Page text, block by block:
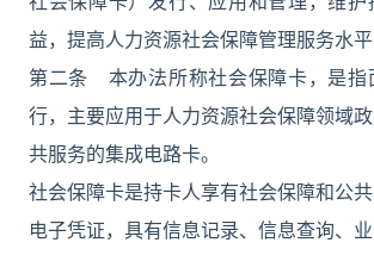
益，提高人力资源社会保障管理服务水平
第二条 本办法所称社会保障卡，是指
行，主要应用于人力资源社会保障领域
共服务的集成电路卡。
社会保障卡是持卡人享有社会保障和公
电子凭证，具有信息记录、信息查询、